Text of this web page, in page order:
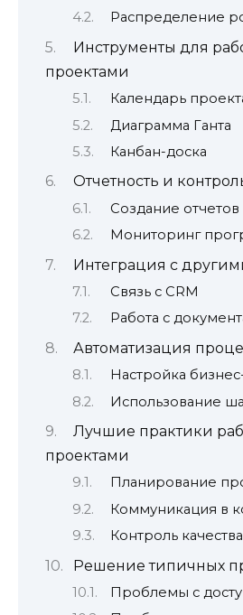
Распределение
Инструменты для
проектами
Календарь
Диаграмма Ганта
Канбан-доска
Отчетность и
Создание отчетов
Мониторинг
Интеграция с
Связь с CRM
Работа с
Автоматизация
Настройка
Использование
Лучшие практики
проектами
Планирование
Коммуникация в
Контроль качества
Решение типичных
Проблемы с